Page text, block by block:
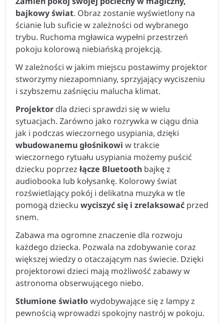
bajkowy świat. Obraz zostanie wyświetlony na
ścianie lub suficie w zależności od wybranego
trybu. Ruchoma mgławica wypełni przestrzeń
pokoju kolorową niebiańską projekcją.
W zależności w jakim miejscu postawimy projektor
stworzymy niezapomniany, sprzyjający wyciszeniu
i szybszemu zaśnięciu malucha klimat.
Projektor dla dzieci sprawdzi się w wielu
sytuacjach. Zarówno jako rozrywka w ciągu dnia
jak i podczas wieczornego usypiania, dzięki
wbudowanemu głośnikowi w trakcie
wieczornego rytuału usypiania możemy puścić
dziecku poprzez łącze Bluetooth bajkę z
audiobooka lub kołysankę. Kolorowy świat
rozświetlający pokój i delikatna muzyka w tle
pomogą dziecku wyciszyć się i zrelaksować przed
snem.
Zabawa ma ogromne znaczenie dla rozwoju
każdego dziecka. Pozwala na zdobywanie coraz
większej wiedzy o otaczającym nas świecie. Dzięki
projektorowi dzieci mają możliwość zabawy w
astronoma obserwującego niebo.
Stłumione światłowydobywające się z lampy z
pewnością wprowadzi spokojny nastrój w pokoju.